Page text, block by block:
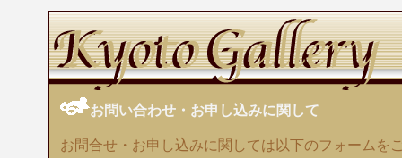
お問い合わせ・お申し込みに関して
お問合せ・お申し込みに関しては以下のフォームを